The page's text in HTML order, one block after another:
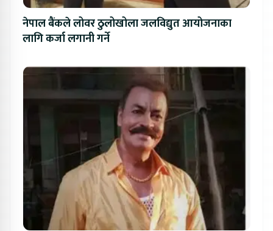
नेपाल बैंकले लोवर ठुलोखोला जलविद्युत आयोजनाका
लागि कर्जा लगानी गर्ने